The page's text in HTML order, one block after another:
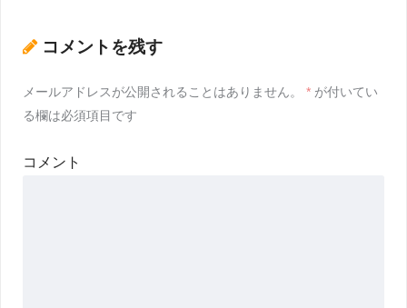
コメントを残す
メールアドレスが公開されることはありません。 * が付いてい
る欄は必須項目です
コメント